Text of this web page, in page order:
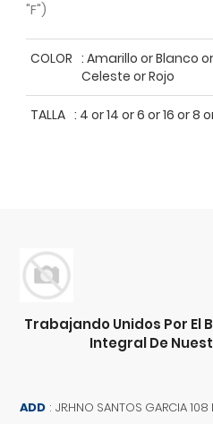
"F")
COLOR : Amarillo or Blanco
Celeste or Rojo
TALLA : 4 or 14 or 6 or 16 or 8
Trabajando Unidos Por El
Integral De
ADD : JR.HNO SANTOS GARCIA